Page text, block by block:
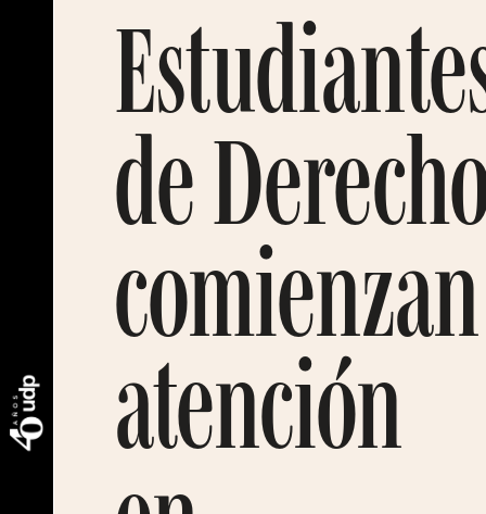
de
comienzan
atención